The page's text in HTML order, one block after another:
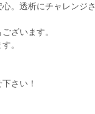
。透析にチャレンジさ
ざいます。
。
さい！